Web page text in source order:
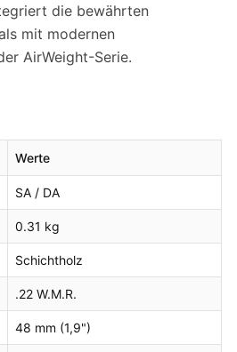
die bewährten
mit modernen
AirWeight-Serie.
Werte
SA / DA
0.31 kg
Schichtholz
.22 W.M.R.
48 mm (1,9")